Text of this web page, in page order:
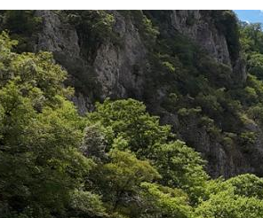
Karte
Studien
Fotos
Videos
Aktuell